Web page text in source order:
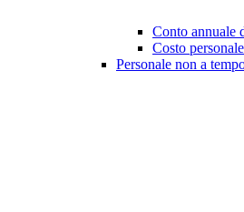
Conto annuale
Costo
Personale non a